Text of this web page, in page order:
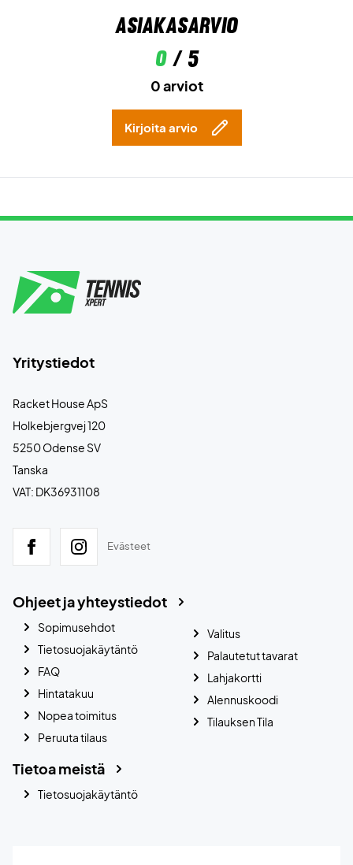
Asiakasarvio
0/ 5
0 arviot
Kirjoita arvio
Yritystiedot
Racket House ApS
Holkebjergvej 120
5250 Odense SV
Tanska
VAT: DK36931108
Evästeet
Ohjeet ja yhteystiedot
Sopimusehdot
Tietosuojakäytäntö
FAQ
Hintatakuu
Nopea toimitus
Peruuta tilaus
Valitus
Palautetut tavarat
Lahjakortti
Alennuskoodi
Tilauksen Tila
Tietoa meistä
Tietosuojakäytäntö